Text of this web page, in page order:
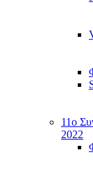
11ο
2022